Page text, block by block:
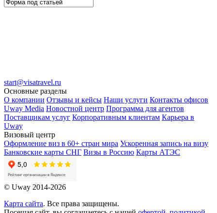
start@visatravel.ru
Основные разделы
О компании Отзывы и кейсы Наши услуги Контакты офисов
Uway Media Новостной центр Программа для агентов
Поставщикам услуг Корпоративным клиентам Карьера в
Uway
Визовый центр
Оформление виз в 60+ стран мира Ускоренная запись на визу
Банковские карты СНГ Визы в Россию Карты АТЭС
© Uway 2014-2026
Карта сайта. Все права защищены.